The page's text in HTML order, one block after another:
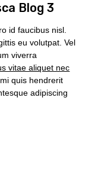
Blog 3
id faucibus nisl.
eu volutpat. Vel
viverra
vitae aliquet nec
quis hendrerit
adipiscing